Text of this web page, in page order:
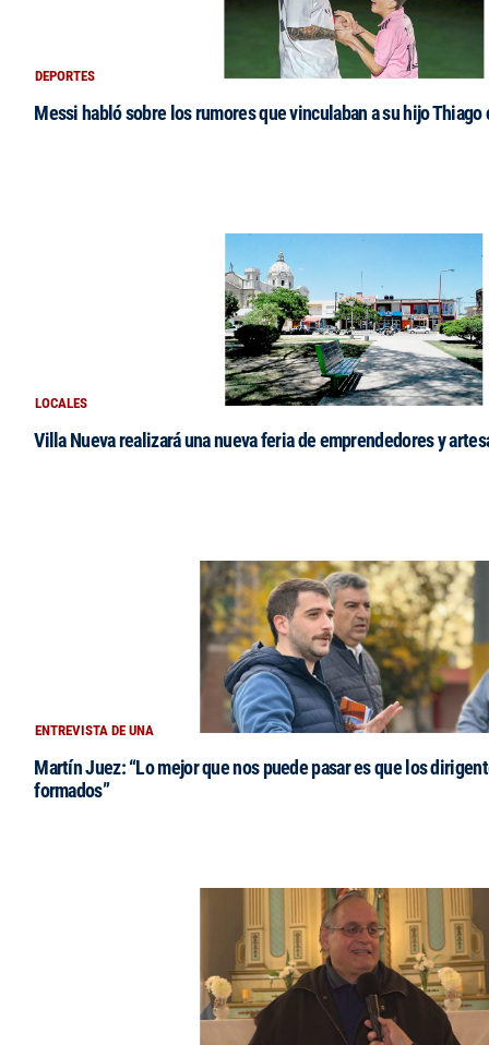
DEPORTES
Messi habló sobre los rumores que vinculaban a su hijo Thiago
LOCALES
Villa Nueva realizará una nueva feria de emprendedores y
ENTREVISTA DE UNA
Martín Juez: “Lo mejor que nos puede pasar es que los
formados”